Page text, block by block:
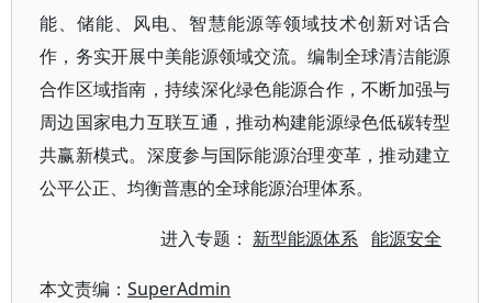
能、储能、风电、智慧能源等领域技术创新对话合
作，务实开展中美能源领域交流。编制全球清洁能源
合作区域指南，持续深化绿色能源合作，不断加强与
周边国家电力互联互通，推动构建能源绿色低碳转型
共赢新模式。深度参与国际能源治理变革，推动建立
公平公正、均衡普惠的全球能源治理体系。
进入专题： 新型能源体系 能源安全
本文责编： SuperAdmin